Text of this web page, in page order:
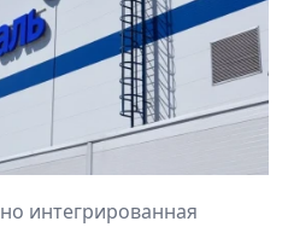
интегрированная